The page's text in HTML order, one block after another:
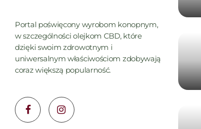
Portal poświęcony wyrobom konopnym,
w szczególności olejkom CBD, które
dzięki swoim zdrowotnym i
uniwersalnym właściwościom zdobywają
coraz większą popularność.